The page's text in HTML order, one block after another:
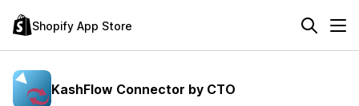
Shopify App Store
KashFlow Connector by CTO